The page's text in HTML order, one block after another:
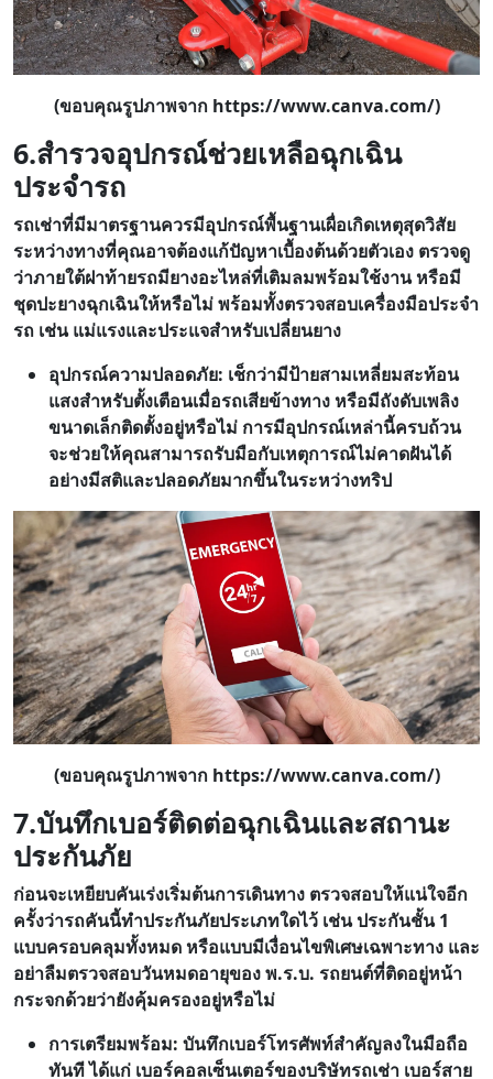
(ขอบคุณรูปภาพจาก https://www.canva.com/)
6.สำรวจอุปกรณ์ช่วยเหลือฉุกเฉิน
ประจำรถ
รถเช่าที่มีมาตรฐานควรมีอุปกรณ์พื้นฐานเผื่อเกิดเหตุสุดวิสัย
ระหว่างทางที่คุณอาจต้องแก้ปัญหาเบื้องต้นด้วยตัวเอง ตรวจดู
ว่าภายใต้ฝาท้ายรถมียางอะไหล่ที่เติมลมพร้อมใช้งาน หรือมี
ชุดปะยางฉุกเฉินให้หรือไม่ พร้อมทั้งตรวจสอบเครื่องมือประจำ
รถ เช่น แม่แรงและประแจสำหรับเปลี่ยนยาง
อุปกรณ์ความปลอดภัย: เช็กว่ามีป้ายสามเหลี่ยมสะท้อน
แสงสำหรับตั้งเตือนเมื่อรถเสียข้างทาง หรือมีถังดับเพลิง
ขนาดเล็กติดตั้งอยู่หรือไม่ การมีอุปกรณ์เหล่านี้ครบถ้วน
จะช่วยให้คุณสามารถรับมือกับเหตุการณ์ไม่คาดฝันได้
อย่างมีสติและปลอดภัยมากขึ้นในระหว่างทริป
(ขอบคุณรูปภาพจาก https://www.canva.com/)
7.บันทึกเบอร์ติดต่อฉุกเฉินและสถานะ
ประกันภัย
ก่อนจะเหยียบคันเร่งเริ่มต้นการเดินทาง ตรวจสอบให้แน่ใจอีก
ครั้งว่ารถคันนี้ทำประกันภัยประเภทใดไว้ เช่น ประกันชั้น 1
แบบครอบคลุมทั้งหมด หรือแบบมีเงื่อนไขพิเศษเฉพาะทาง และ
อย่าลืมตรวจสอบวันหมดอายุของ พ.ร.บ. รถยนต์ที่ติดอยู่หน้า
กระจกด้วยว่ายังคุ้มครองอยู่หรือไม่
การเตรียมพร้อม: บันทึกเบอร์โทรศัพท์สำคัญลงในมือถือ
ทันที ได้แก่ เบอร์คอลเซ็นเตอร์ของบริษัทรถเช่า เบอร์สาย